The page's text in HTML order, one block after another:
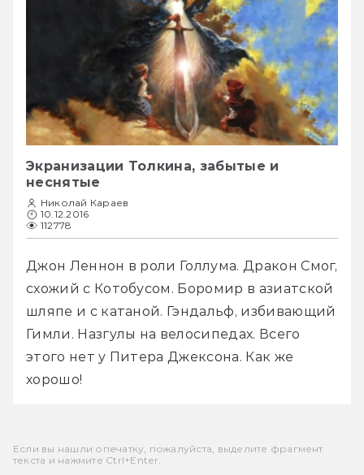
Экранизации Толкина, забытые и
неснятые
Николай Караев
10.12.2016
112778
Джон Леннон в роли Голлума. Дракон Смог,
схожий с Котобусом. Боромир в азиатской
шляпе и с катаной. Гэндальф, избивающий
Гимли. Назгулы на велосипедах. Всего
этого нет у Питера Джексона. Как же
хорошо!
Если вы нашли опечатку, пожалуйста, выделите фрагмент
текста и нажмите Ctrl+Enter.